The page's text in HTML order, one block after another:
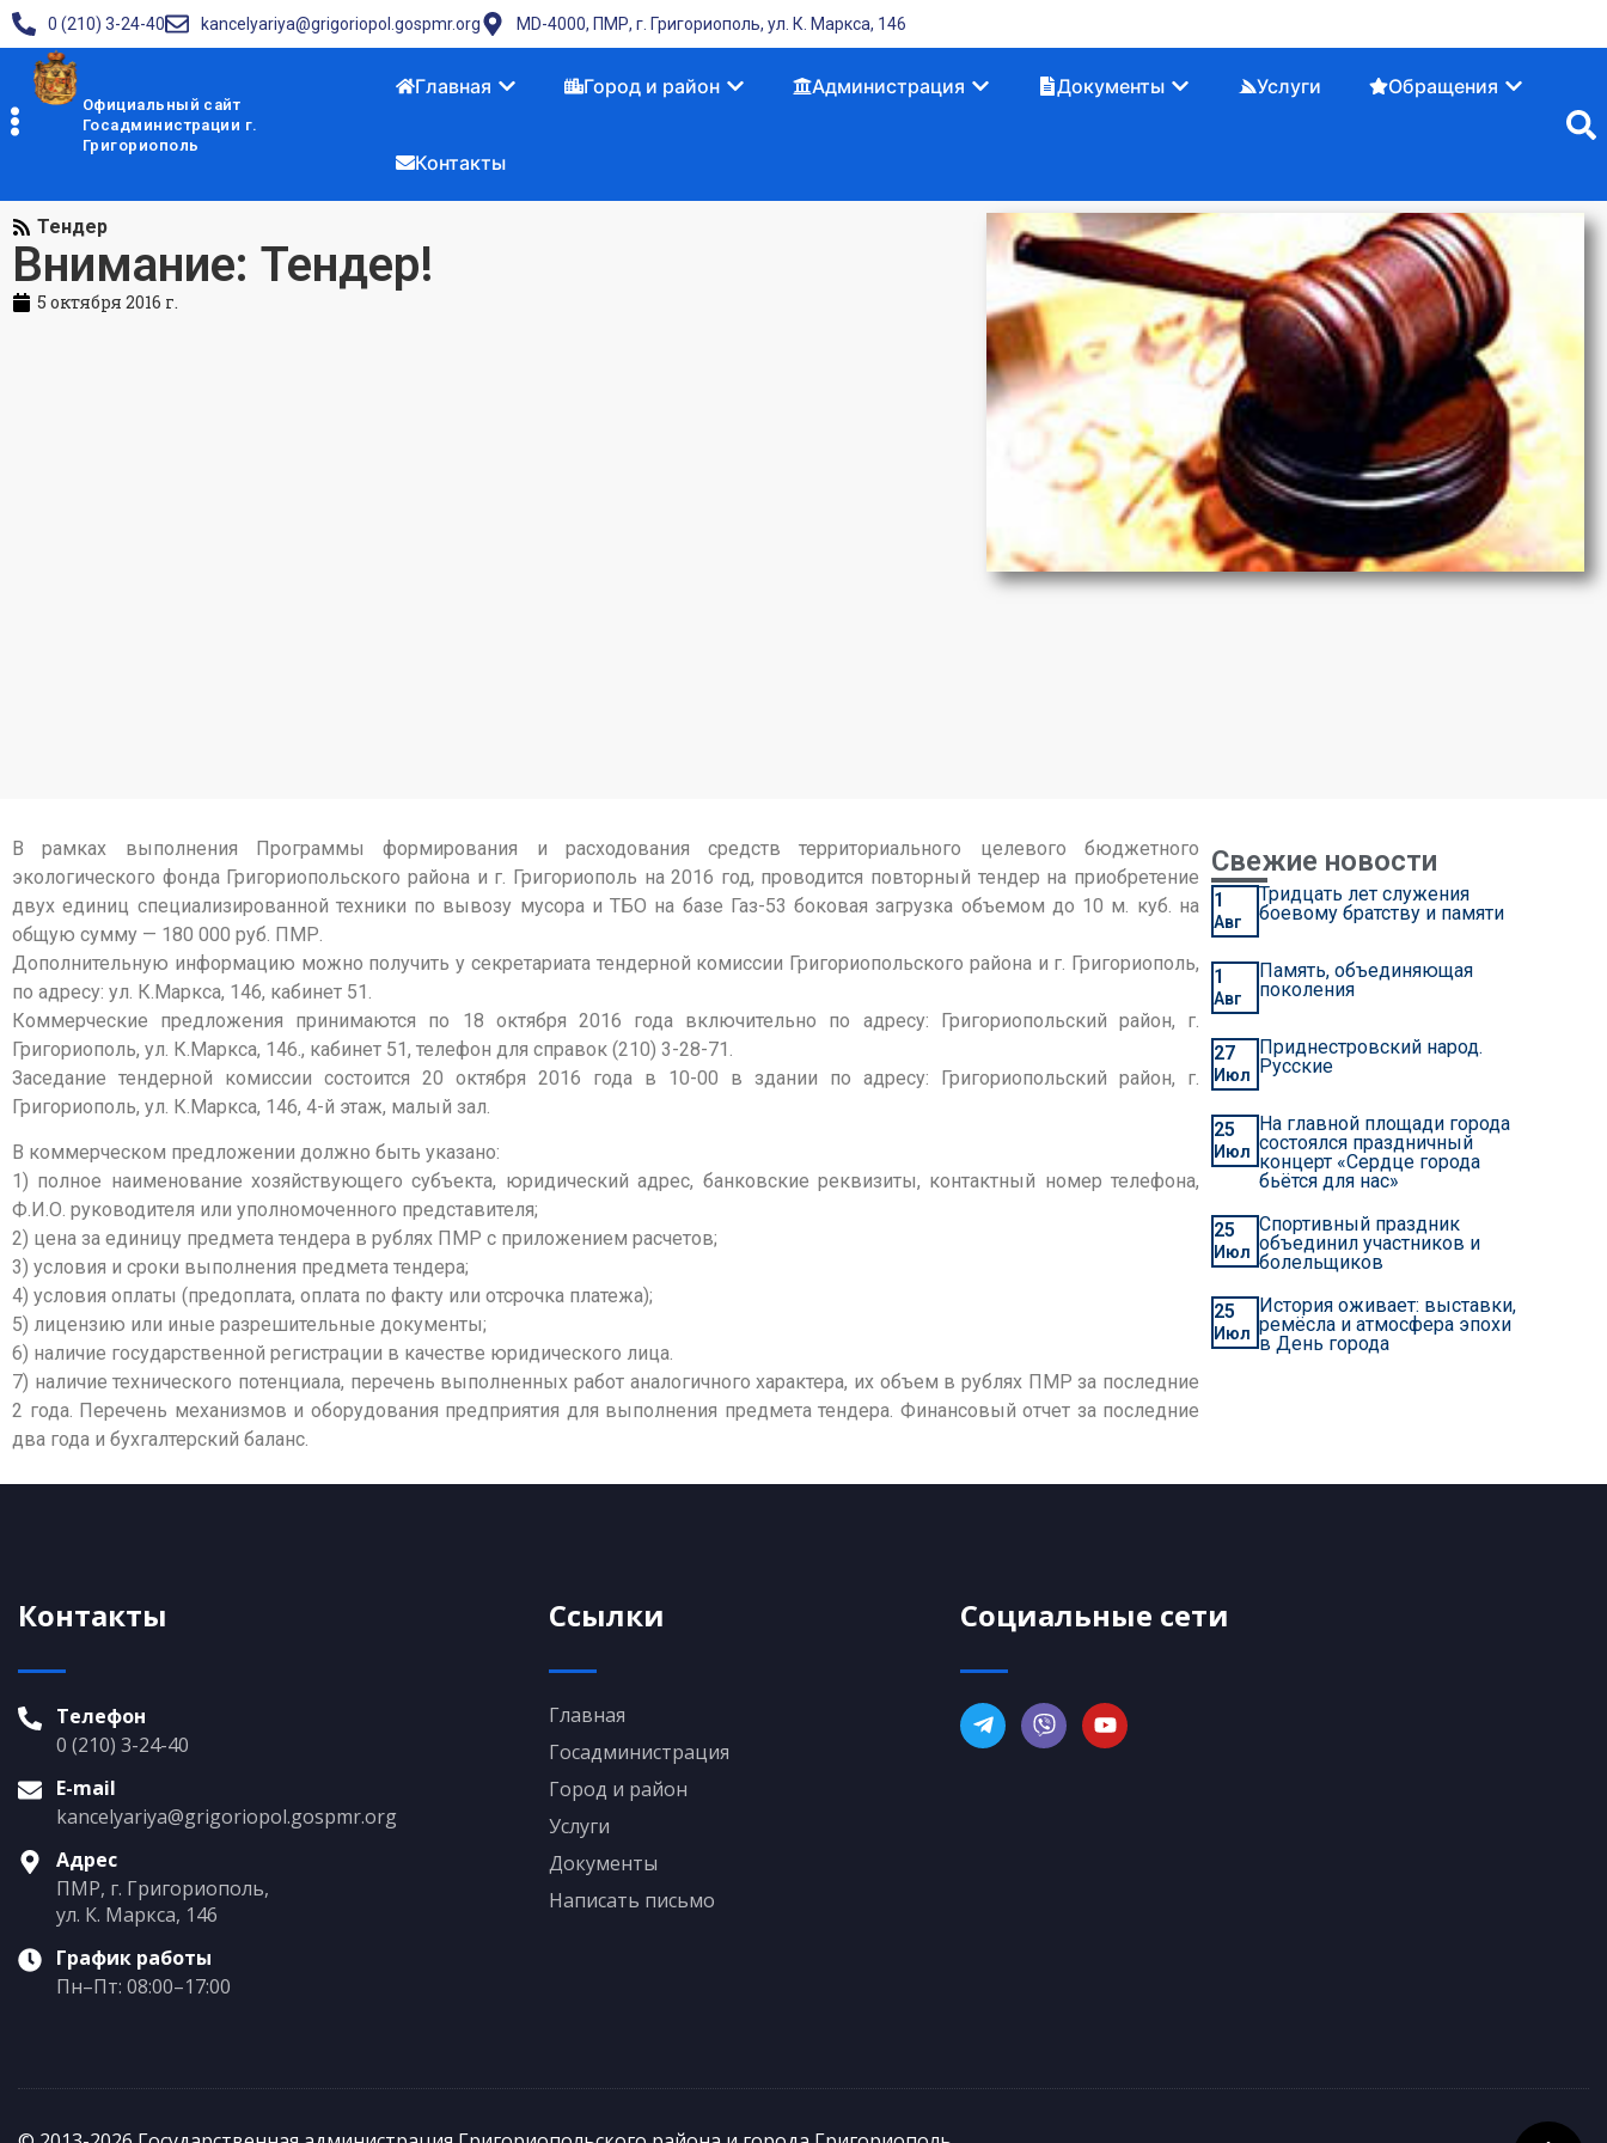
0 (210) 3-24-40 kancelyariya@grigoriopol.gospmr.org MD-4000, ПМР, г. Григориополь, ул. К. Маркса, 146
Официальный сайт
Госадминистрации г.
Григориополь
Главная Город и район Администрация Документы Услуги Обращения
Контакты
Тендер
Внимание: Тендер!
5 октября 2016 г.
В рамках выполнения Программы формирования и расходования средств территориального целевого бюджетного
экологического фонда Григориопольского района и г. Григориополь на 2016 год, проводится повторный тендер на приобретение
двух единиц специализированной техники по вывозу мусора и ТБО на базе Газ-53 боковая загрузка объемом до 10 м. куб. на
общую сумму — 180 000 руб. ПМР.
Дополнительную информацию можно получить у секретариата тендерной комиссии Григориопольского района и г. Григориополь,
по адресу: ул. К.Маркса, 146, кабинет 51.
Коммерческие предложения принимаются по 18 октября 2016 года включительно по адресу: Григориопольский район, г.
Григориополь, ул. К.Маркса, 146., кабинет 51, телефон для справок (210) 3-28-71.
Заседание тендерной комиссии состоится 20 октября 2016 года в 10-00 в здании по адресу: Григориопольский район, г.
Григориополь, ул. К.Маркса, 146, 4-й этаж, малый зал.
В коммерческом предложении должно быть указано:
1) полное наименование хозяйствующего субъекта, юридический адрес, банковские реквизиты, контактный номер телефона,
Ф.И.О. руководителя или уполномоченного представителя;
2) цена за единицу предмета тендера в рублях ПМР с приложением расчетов;
3) условия и сроки выполнения предмета тендера;
4) условия оплаты (предоплата, оплата по факту или отсрочка платежа);
5) лицензию или иные разрешительные документы;
6) наличие государственной регистрации в качестве юридического лица.
7) наличие технического потенциала, перечень выполненных работ аналогичного характера, их объем в рублях ПМР за последние
2 года. Перечень механизмов и оборудования предприятия для выполнения предмета тендера. Финансовый отчет за последние
два года и бухгалтерский баланс.
Свежие новости
1
Авг
Тридцать лет служения
боевому братству и памяти
1
Авг
Память, объединяющая
поколения
27
Июл
Приднестровский народ.
Русские
25
Июл
На главной площади города
состоялся праздничный
концерт «Сердце города
бьётся для нас»
25
Июл
Спортивный праздник
объединил участников и
болельщиков
25
Июл
История оживает: выставки,
ремёсла и атмосфера эпохи
в День города
Контакты
Телефон
0 (210) 3-24-40
E-mail
kancelyariya@grigoriopol.gospmr.org
Адрес
ПМР, г. Григориополь,
ул. К. Маркса, 146
График работы
Пн–Пт: 08:00–17:00
Ссылки
Главная
Госадминистрация
Город и район
Услуги
Документы
Написать письмо
Социальные сети